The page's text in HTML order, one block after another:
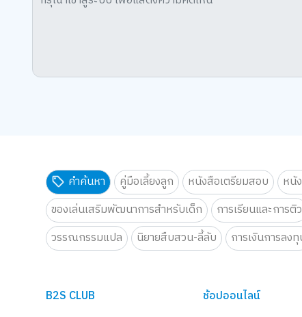
คำค้นหา คู่มือเลี้ยงลูก หนังสือเตรียมสอบ หนั
ของเล่นเสริมพัฒนาการสำหรับเด็ก
การเรียนและการติว
วรรณกรรมแปล
นิยายสืบสวน-ลี้ลับ การเงินการลง
B2S CLUB ช้อปออนไลน์